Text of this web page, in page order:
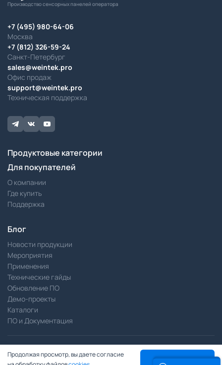
Производство сенсорных панелей оператора
Москва
+7 (495) 980-64-06
Офис продаж
sales@weintek.pro
Санкт-Петербург
+7 (812) 326-59-24
Техническая поддержка
support@weintek.pro
Продуктовые категории
Для покупателей
О компании
Где купить
Поддержка
Блог
Новости продукции
Мероприятия
Применения
Технические гайды
Обновление ПО
Демо-проекты
Каталоги
ПО и Документация
Политика конфиденциальности
Pitch
Продолжая просмотр, вы даете согласие
ПРИНЯТЬ